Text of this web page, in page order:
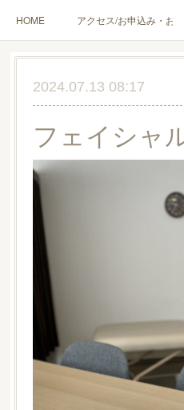
HOME アクセス/お申込み・お
〔学ぶ〕AEAJ資格対応コース〔学ぶ〕ト
ハンモックよもぎ蒸し® HAMMOCK
ハンモックタイ古式協会® 厚木校
Instagram
2024.07.13 08:17
フェイシャ